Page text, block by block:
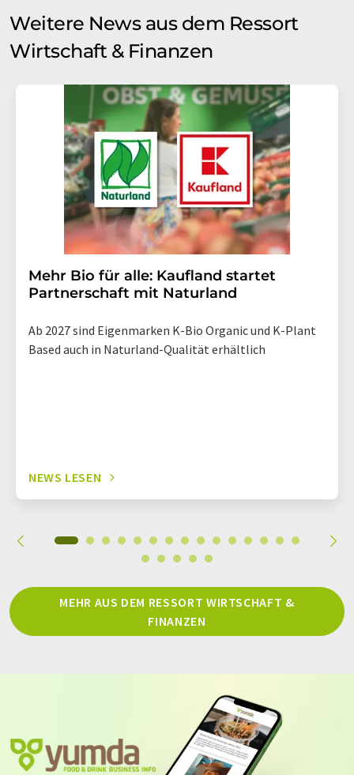
Weitere News aus dem Ressort
Wirtschaft & Finanzen
Mehr Bio für alle: Kaufland startet
Partnerschaft mit Naturland
Ab 2027 sind Eigenmarken K-Bio Organic und K-Plant
Based auch in Naturland-Qualität erhältlich
NEWS LESEN
MEHR AUS DEM RESSORT WIRTSCHAFT &
FINANZEN